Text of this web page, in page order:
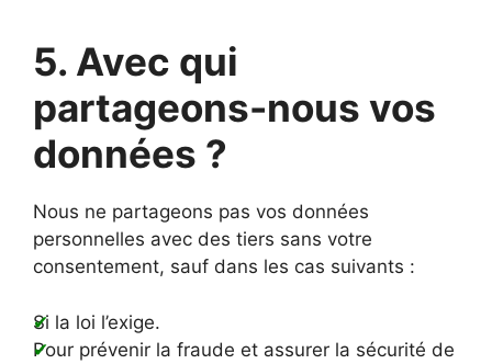
5. Avec qui
partageons-nous vos
données ?
Nous ne partageons pas vos données
personnelles avec des tiers sans votre
consentement, sauf dans les cas suivants :
Si la loi l’exige.
Pour prévenir la fraude et assurer la sécurité de